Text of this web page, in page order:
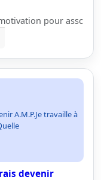
pour assc
A.M.P.Je travaille à
devenir